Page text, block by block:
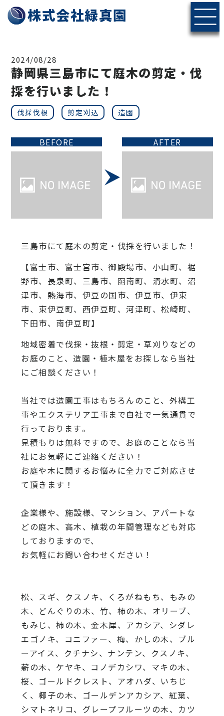
株式会社緑真園
2024/08/28
静岡県三島市にて庭木の剪定・伐
採を行いました！
伐採伐根 剪定刈込 造園
BEFORE AFTER
三島市にて庭木の剪定・伐採を行いました！
【富士市、富士宮市、御殿場市、小山町、裾
野市、長泉町、三島市、函南町、清水町、沼
津市、熱海市、伊豆の国市、伊豆市、伊東
市、東伊豆町、西伊豆町、河津町、松崎町、
下田市、南伊豆町】
地域密着で伐採・抜根・剪定・草刈りなどの
お庭のこと、造園・ 植木屋をお探しなら当社
にご相談ください！
当社では造園工事はもちろんのこと、 外構工
事やエクステリア工事まで自社で一気通貫で
行っております。
見積もりは無料ですので、 お庭のことなら当
社にお気軽にご連絡ください！
お庭や木に関するお悩みに全力でご対応させ
て頂きます！
企業様や、施設様、マンション、アパートな
どの庭木、高木、植栽の年間管理なども対応
しておりますので、
お気軽にお問い合わせください！
松、スギ、クスノキ、くろがねもち、もみの
木、どんぐりの木、 竹、柿の木、オリーブ、
もみじ、柿の木、金木犀、アカシア、 シダレ
エゴノキ、コニファー、梅、かしの木、ブル
ーアイス、 クチナシ、ナンテン、クスノキ、
薪の木、ケヤキ、コノデカシワ、マキの木、
桜、 ゴールドクレスト、アオハダ、いちじ
く、椰子の木、 ゴールデンアカシア、紅葉、
シマトネリコ、 グレープフルーツの木、カツ